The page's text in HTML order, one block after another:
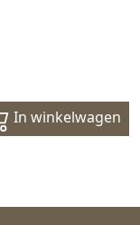
In winkelwagen